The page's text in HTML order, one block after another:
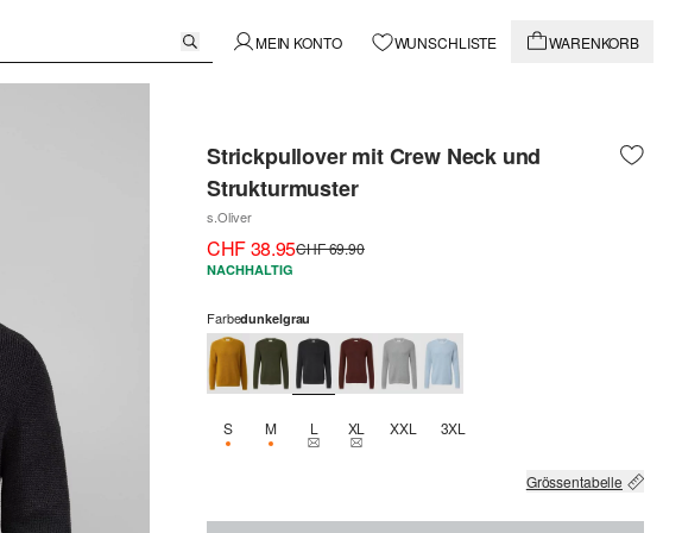
MEIN KONTO WUNSCHLISTE WARENKORB
Strickpullover mit Crew Neck und
Strukturmuster
s.Oliver
CHF 38.95CHF 69.90
NACHHALTIG
Farbedunkelgrau
SNUR 2 VERFÜGBAR
MNUR 2 VERFÜGBAR
LTHIS SIZE IS CURRENTLY OUT OF STOCK
XLTHIS SIZE IS CURRENTLY OUT OF STOCK
XXL 3XL
Grössentabelle